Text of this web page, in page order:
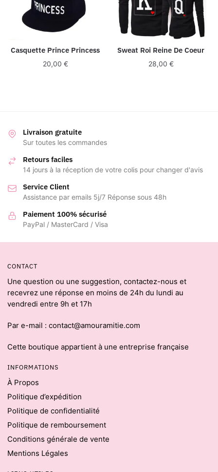
Casquette Prince Princess
20,00 €
Sweat Roi Reine De Coeur
28,00 €
Livraison gratuite
Sur toutes les commandes
Retours faciles
14 jours à la réception de votre colis pour changer d'avis
Service Client
Assistance par emails 5j/7 Réponse sous 48h
Paiement 100% sécurisé
PayPal / MasterCard / Visa
CONTACT
Une question ou une suggestion, contactez-nous et
recevrez une réponse en moins de 24h du lundi au
vendredi entre 9h et 17h
Par e-mail : contact@amouramitie.com
Cette boutique appartient à une entreprise française
INFORMATIONS
À Propos
Politique d’expédition
Politique de confidentialité
Politique de remboursement
Conditions générale de vente
Mentions Légales